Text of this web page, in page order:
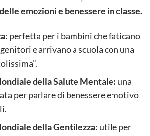
emozioni e benessere in classe.
perfetta per i bambini che faticano
e arrivano a scuola con una
della Salute Mentale: una
per parlare di benessere emotivo
della Gentilezza: utile per